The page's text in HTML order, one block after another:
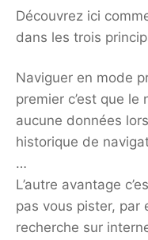
Découvrez ici
dans les trois
Naviguer en mode
premier c’est que le
aucune données
historique de
…
L’autre avantage
pas vous pister, par
recherche sur